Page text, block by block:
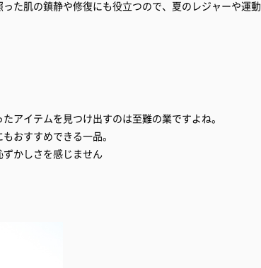
た肌の鎮静や修復にも役立つので、夏のレジャーや運動
アイテムを見つけ出すのは至難の業ですよね。
おすすめできる一品。
かしさを感じません